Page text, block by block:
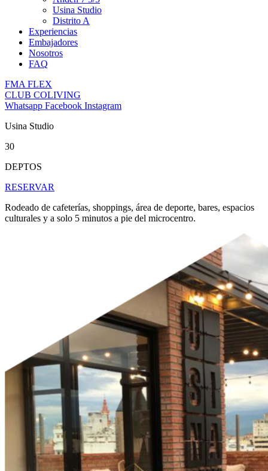
Usina Studio
Distrito A
Experiencias
Embajadores
Nosotros
FAQ
FMA FLEX
CLUB COLIVING
Whatsapp Facebook Instagram
Usina Studio
30
DEPTOS
RESERVAR
Rodeado de cafeterías, shoppings, área de deporte, bares, espacios
culturales y a solo 5 minutos a pie del microcentro.